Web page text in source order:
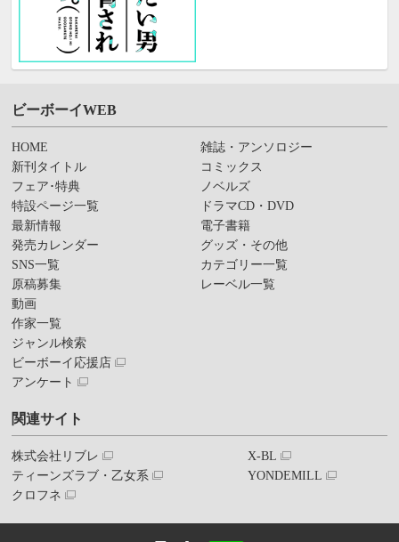
ビーボーイWEB
HOME
新刊タイトル
フェア･特典
特設ページ一覧
最新情報
発売カレンダー
SNS一覧
原稿募集
動画
作家一覧
ジャンル検索
ビーボーイ応援店
アンケート
雑誌・アンソロジー
コミックス
ノベルズ
ドラマCD・DVD
電子書籍
グッズ・その他
カテゴリー一覧
レーベル一覧
関連サイト
株式会社リブレ
ティーンズラブ・乙女系
クロフネ
X-BL
YONDEMILL